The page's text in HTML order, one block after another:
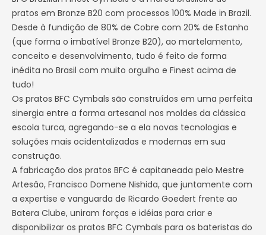
pratos em Bronze B20 com processos 100% Made in Brazil.
Desde à fundição de 80% de Cobre com 20% de Estanho
(que forma o imbatível Bronze B20), ao martelamento,
conceito e desenvolvimento, tudo é feito de forma
inédita no Brasil com muito orgulho e Finest acima de
tudo!
Os pratos BFC Cymbals são construídos em uma perfeita
sinergia entre a forma artesanal nos moldes da clássica
escola turca, agregando-se a ela novas tecnologias e
soluções mais ocidentalizadas e modernas em sua
construção.
A fabricação dos pratos BFC é capitaneada pelo Mestre
Artesão, Francisco Domene Nishida, que juntamente com
a expertise e vanguarda de Ricardo Goedert frente ao
Batera Clube, uniram forças e idéias para criar e
disponibilizar os pratos BFC Cymbals para os bateristas do